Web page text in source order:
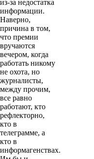
из-за недостатка
информации.
Наверно,
причина в том,
что премии
вручаются
вечером, когда
работать никому
не охота, но
журналисты,
между прочим,
все равно
работают, кто
рефлекторно,
кто в
телеграмме, а
кто в
информагенствах.